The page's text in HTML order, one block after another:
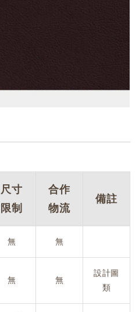
尺寸
限制
合作
物流
備註
無 無
無 無
設計圖
類